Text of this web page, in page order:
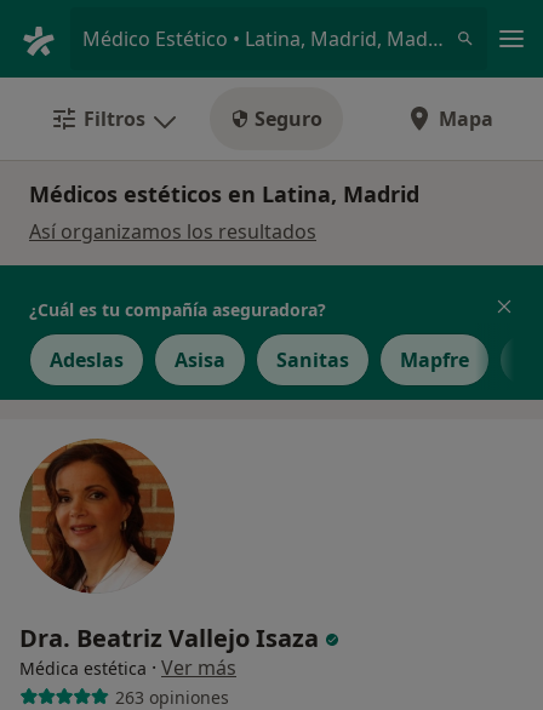
Médico Estético • Latina, Madrid, Madrid
Filtros Seguro Mapa
Médicos estéticos en Latina, Madrid
Así organizamos los resultados
¿Cuál es tu compañía aseguradora?
Adeslas Asisa Sanitas Mapfre
Dra. Beatriz Vallejo Isaza
Médica estética · Ver más
263 opiniones